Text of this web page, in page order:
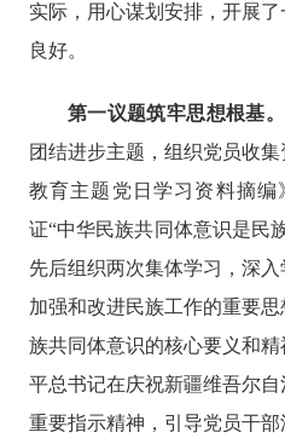
实际，用心谋划安排，开展
良好。
第一议题筑牢思想根基。
团结进步主题，组织党员收
教育主题党日学习资料摘编
证“中华民族共同体意识是民
先后组织两次集体学习，深
加强和改进民族工作的重要
族共同体意识的核心要义和
平总书记在庆祝新疆维吾尔
重要指示精神，引导党员干